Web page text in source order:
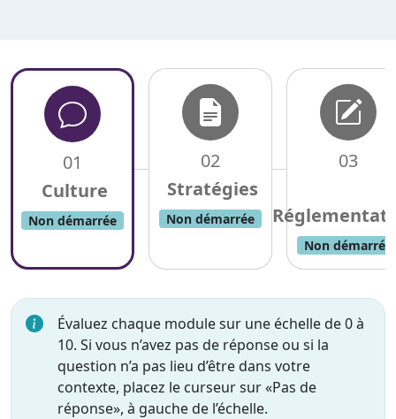
01
Non démarrée
02
Non démarrée
03
Non démarrée
Évaluez chaque module sur une échelle de 0 à
10. Si vous n’avez pas de réponse ou si la
question n’a pas lieu d’être dans votre
contexte, placez le curseur sur «Pas de
réponse», à gauche de l’échelle.